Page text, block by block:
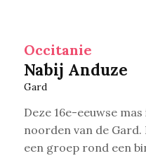
Occitanie
Nabij Anduze
Gard
Deze 16e-eeuwse
noorden van de
een groep rond een